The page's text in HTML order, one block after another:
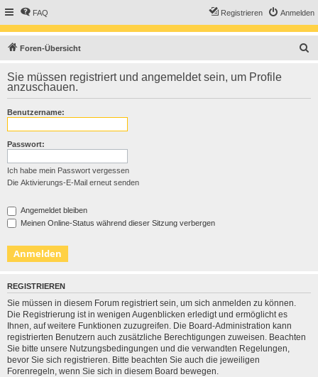
FAQ Anmelden
Registrieren
Foren-Übersicht
h
Sie müssen registriert und angemeldet sein, um Profile
anzuschauen.
Benutzername:
Passwort:
Ich habe mein Passwort vergessen
Die Aktivierungs-E-Mail erneut senden
Angemeldet bleiben
Meinen Online-Status während dieser Sitzung verbergen
REGISTRIEREN
Sie müssen in diesem Forum registriert sein, um sich anmelden zu können.
Die Registrierung ist in wenigen Augenblicken erledigt und ermöglicht es
Ihnen, auf weitere Funktionen zuzugreifen. Die Board-Administration kann
registrierten Benutzern auch zusätzliche Berechtigungen zuweisen. Beachten
Sie bitte unsere Nutzungsbedingungen und die verwandten Regelungen,
bevor Sie sich registrieren. Bitte beachten Sie auch die jeweiligen
Forenregeln, wenn Sie sich in diesem Board bewegen.